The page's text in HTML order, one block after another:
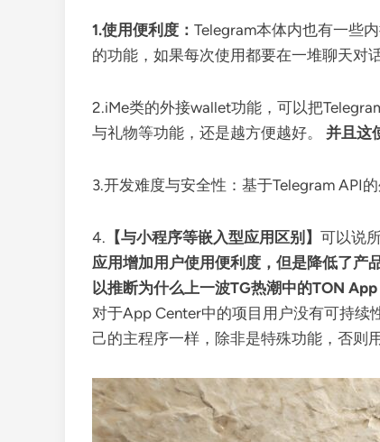
1.使用便利度： Telegram本体内也有一些
的功能，如果每次使用都要在一堆聊天对
2.iMe类的外接wallet功能，可以把
与礼物等功能，还是越方便越好。 并且这
3.开发难度与安全性：基于Telegram API
4. 【与小程序等嵌入型应用区别】 可以说
应用增加用户使用便利度，但是降低了产
以推断为什么上一波TG热潮中的TON
对于App Center中的项目用户没有可持续
己的主程序一样，除非是特殊功能，否则